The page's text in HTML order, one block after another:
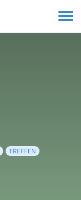
TREFFEN